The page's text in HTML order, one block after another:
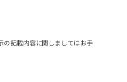
の記載内容に関しましてはお手